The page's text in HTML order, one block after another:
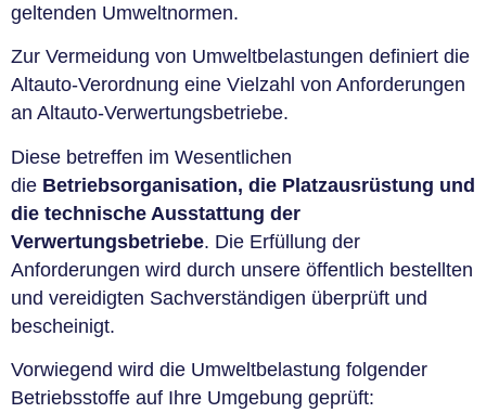
geltenden Umweltnormen.
Zur Vermeidung von Umweltbelastungen definiert die
Altauto-Verordnung eine Vielzahl von Anforderungen
an Altauto-Verwertungsbetriebe.
Diese betreffen im Wesentlichen
die Betriebsorganisation, die Platzausrüstung und
die technische Ausstattung der
Verwertungsbetriebe. Die Erfüllung der
Anforderungen wird durch unsere öffentlich bestellten
und vereidigten Sachverständigen überprüft und
bescheinigt.
Vorwiegend wird die Umweltbelastung folgender
Betriebsstoffe auf Ihre Umgebung geprüft: